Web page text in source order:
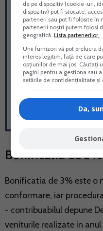
V-am pregatit
raspunde la
deDeclaratia
Constantin),
Impozit pe
va ofera
necesare
CORECT
Declaratie
Bonificatia de 3%
Bonificatia de 3% este o
conformare, iar
- contribuabilul depune
veniturile realizate in
de pe dispozitiv (cookie-uri,
dispozitiv) pot fi stocate,
parteneri sau pot fi folosite în
partenerii noștri putem folosi
geografică.Lista partenerilor.
Unii furnizori vă pot prelucra
interes legitim, față de care
opțiunilor de mai jos. Căutați
pagini pentru a gestiona sau
setările de confidențialitate și
Da,